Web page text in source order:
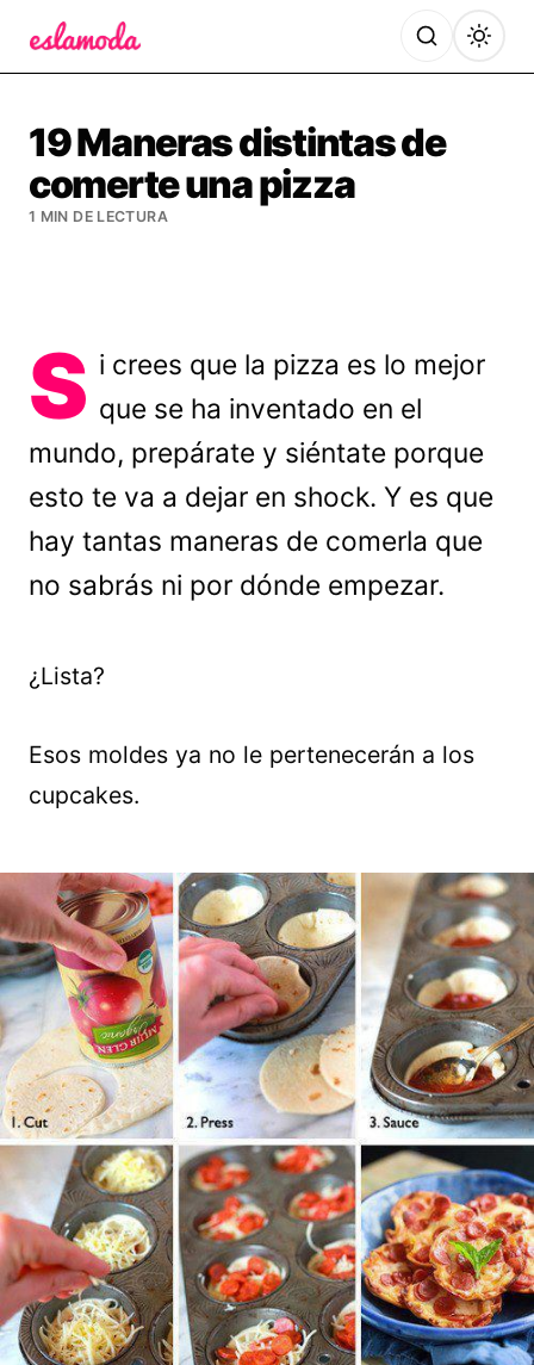
19 Maneras distintas de
comerte una pizza
1 MIN DE LECTURA
S i crees que la pizza es lo mejor
que se ha inventado en el
mundo, prepárate y siéntate porque
esto te va a dejar en shock. Y es que
hay tantas maneras de comerla que
no sabrás ni por dónde empezar.
¿Lista?
Esos moldes ya no le pertenecerán a los
cupcakes.